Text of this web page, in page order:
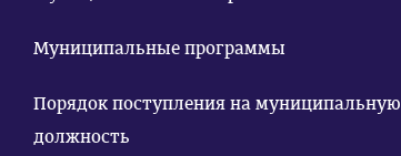
Муниципальные программы
Порядок поступления на муниципальную
должность